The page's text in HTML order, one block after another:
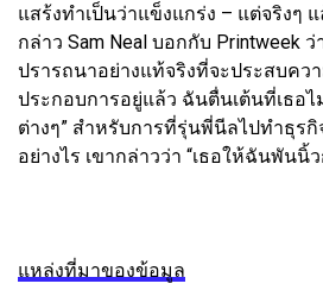
แสร้งทำเป็นว่าแข็งแกร่ง – แต่จริงๆ แ
กล่าว Sam Neal บอกกับ Printweek ว่
ปรารถนาอย่างแท้จริงที่จะประสบคว
ประกอบการอยู่แล้ว ฉันตื่นเต้นที่เธอ
ต่างๆ” สำหรับการที่รุ่นพี่นีลไปทำธุร
อย่างไร เขากล่าวว่า “เธอให้ฉันพันนิ้
แหล่งที่มาของข้อมูล